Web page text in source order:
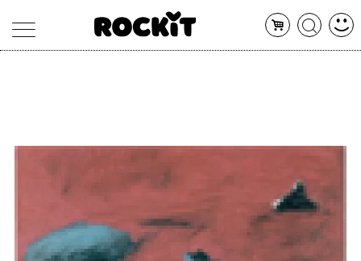
ARTISTI
CONCERTI
RADIO